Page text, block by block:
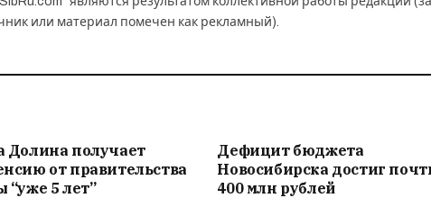
или материал помечен как рекламный).
Долина получает
от правительства
“уже 5 лет”
Дефицит бюджета
Новосибирска достиг
400 млн рублей